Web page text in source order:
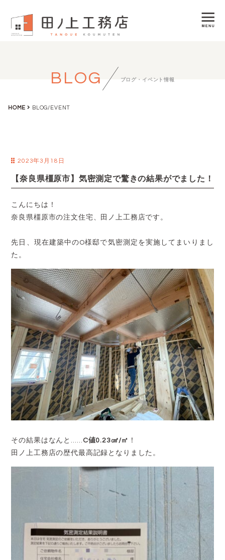
BLOG ブログ・イベント情報
HOME BLOG/EVENT
2023年3月18日
【奈良県橿原市】気密測定で驚きの結果がでました！
こんにちは！
奈良県橿原市の注文住宅、田ノ上工務店です。
先日、現在建築中のO様邸で気密測定を実施してまいりまし
た。
その結果はなんと…… C値0.23㎠/㎡ ！
田ノ上工務店の歴代最高記録となりました。